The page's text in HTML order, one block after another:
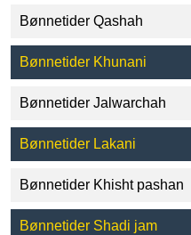
Bønnetider Qashah
Bønnetider Khunani
Bønnetider Jalwarchah
Bønnetider Lakani
Bønnetider Khisht pashan
Bønnetider Shadi jam